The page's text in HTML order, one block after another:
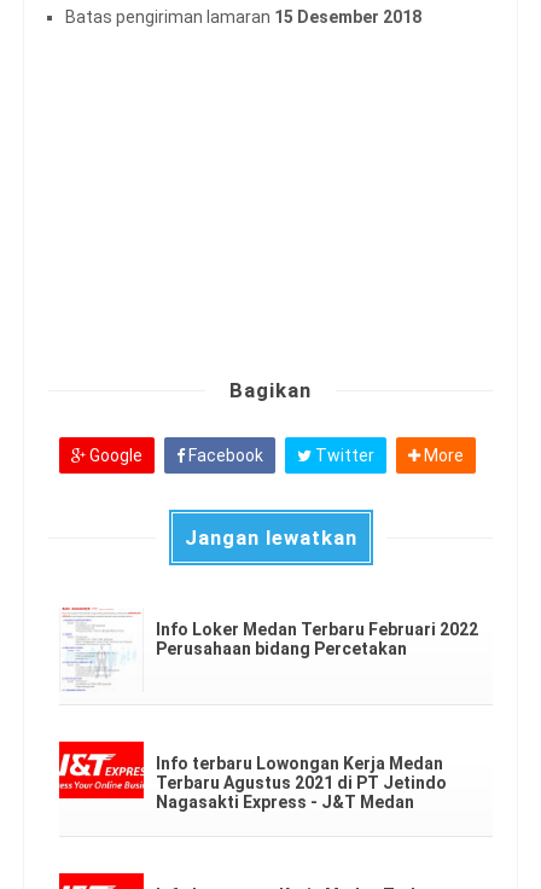
Batas pengiriman lamaran 15 Desember 2018
Bagikan
Google Facebook Twitter More
Jangan lewatkan
Info Loker Medan Terbaru Februari 2022
Perusahaan bidang Percetakan
Info terbaru Lowongan Kerja Medan
Terbaru Agustus 2021 di PT Jetindo
Nagasakti Express - J&T Medan